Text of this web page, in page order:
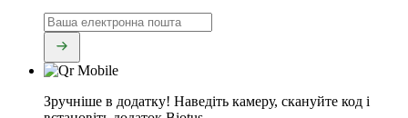
Зручніше в додатку! Наведіть камеру, скануйте код і